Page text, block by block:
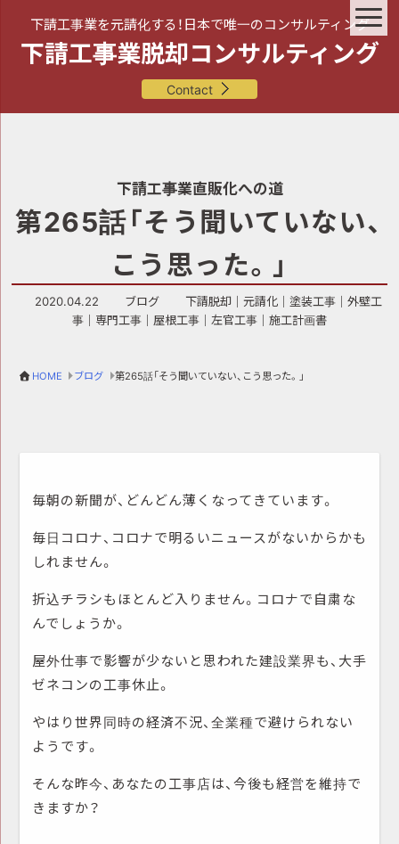
下請工事業を元請化する！日本で唯一のコンサルティング
下請工事業脱却コンサルティング
Contact
下請工事業直販化への道
第265話「そう聞いていない、
こう思った。」
2020.04.22 ブログ 下請脱却｜ 元請化｜ 塗装工事｜ 外壁工
事 ｜ 専門工事 ｜ 屋根工事 ｜ 左官工事 ｜ 施工計画書
HOME ブログ 第265話「そう聞いていない、こう思った。」
毎朝の新聞が、どんどん薄くなってきています。
毎日コロナ、コロナで明るいニュースがないからかも
しれません。
折込チラシもほとんど入りません。コロナで自粛な
んでしょうか。
屋外仕事で影響が少ないと思われた建設業界も、大手
ゼネコンの工事休止。
やはり世界同時の経済不況、全業種で避けられない
ようです。
そんな昨今、あなたの工事店は、今後も経営を維持で
きますか？